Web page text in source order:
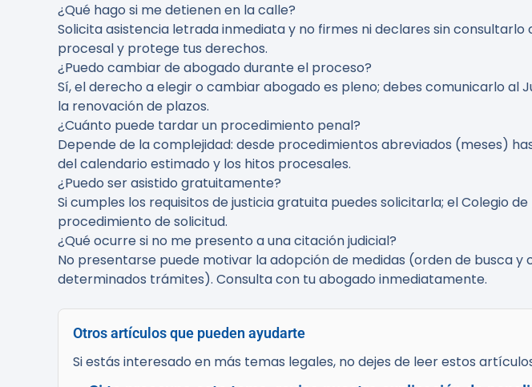
¿Qué hago si me detienen en la calle?
Solicita asistencia letrada inmediata y no firmes ni declares sin
procesal y protege tus derechos.
¿Puedo cambiar de abogado durante el proceso?
Sí, el derecho a elegir o cambiar abogado es pleno; debes comunicarlo
la renovación de plazos.
¿Cuánto puede tardar un procedimiento penal?
Depende de la complejidad: desde procedimientos abreviados (meses)
del calendario estimado y los hitos procesales.
¿Puedo ser asistido gratuitamente?
Si cumples los requisitos de justicia gratuita puedes solicitarla; el Colegio
procedimiento de solicitud.
¿Qué ocurre si no me presento a una citación judicial?
No presentarse puede motivar la adopción de medidas (orden de busca
determinados trámites). Consulta con tu abogado inmediatamente.
Otros artículos que pueden ayudarte
Si estás interesado en más temas legales, no dejes de leer estos